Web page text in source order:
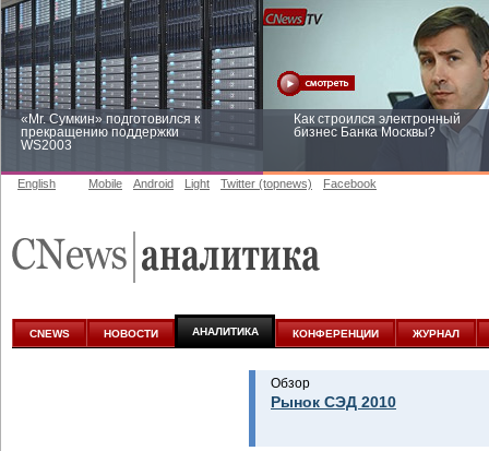
«Mr. Сумкин» подготовился к
прекращению поддержки
WS2003
Как строился электронный
бизнес Банка Москвы?
аналитике
English Mobile Android Light Twitter (topnews) Facebook
CNEWS НОВОСТИ АНАЛИТИКА КОНФЕРЕНЦИИ ЖУРНАЛ
Обзор
Рынок СЭД 2010